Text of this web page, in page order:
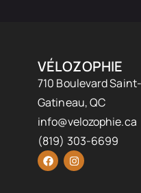
VÉLOZOPHIE
710 Boulevard
Gatineau, QC
info@velozophie.ca
(819) 303-6699